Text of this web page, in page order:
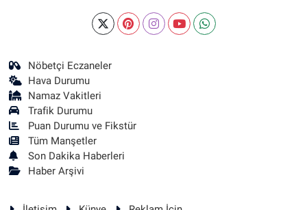
Nöbetçi Eczaneler
Hava Durumu
Namaz Vakitleri
Trafik Durumu
Puan Durumu ve Fikstür
Tüm Manşetler
Son Dakika Haberleri
Haber Arşivi